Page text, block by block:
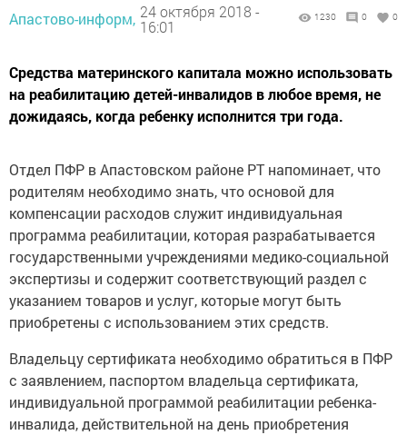
Апастово-информ, 24 октября 2018 -
16:01
1230 0 0
Средства материнского капитала можно использовать
на реабилитацию детей-инвалидов в любое время, не
дожидаясь, когда ребенку исполнится три года.
Отдел ПФР в Апастовском районе РТ напоминает, что
родителям необходимо знать, что основой для
компенсации расходов служит индивидуальная
программа реабилитации, которая разрабатывается
государственными учреждениями медико-социальной
экспертизы и содержит соответствующий раздел с
указанием товаров и услуг, которые могут быть
приобретены с использованием этих средств.
Владельцу сертификата необходимо обратиться в ПФР
с заявлением, паспортом владельца сертификата,
индивидуальной программой реабилитации ребенка-
инвалида, действительной на день приобретения